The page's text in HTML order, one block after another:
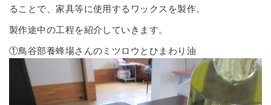
ることで、家具等に使用するワックスを製作。
製作途中の工程を紹介していきます。
①鳥谷部養蜂場さんのミツロウとひまわり油